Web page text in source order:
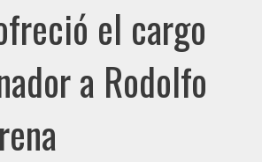
el cargo
a Rodolfo